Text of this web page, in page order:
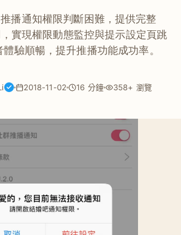
播通知權限判斷困難，提供完整
實現權限動態監控與提示設定頁跳
驗順暢，提升推播功能成功率。
2018-11-02 16 分鐘 358+ 瀏覽